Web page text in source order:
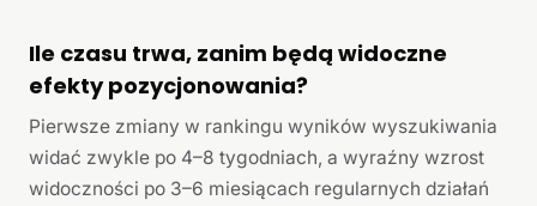
Ile czasu trwa, zanim będą widoczne
efekty pozycjonowania?
Pierwsze zmiany w rankingu wyników wyszukiwania
widać zwykle po 4–8 tygodniach, a wyraźny wzrost
widoczności po 3–6 miesiącach regularnych działań